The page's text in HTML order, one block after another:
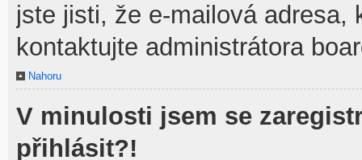
jste jisti, že e-mailová adresa,
kontaktujte administrátora
Nahoru
V minulosti jsem se
přihlásit?!